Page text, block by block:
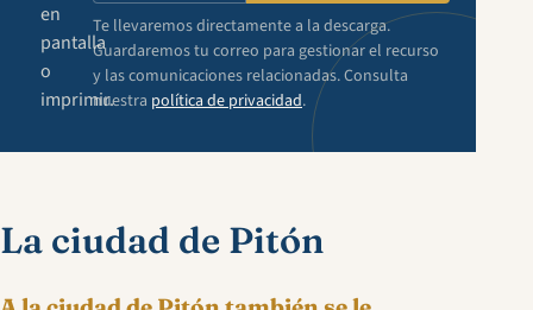
en
pantalla
o
imprimir.
Te llevaremos directamente a la descarga.
Guardaremos tu correo para gestionar el recurso
y las comunicaciones relacionadas. Consulta
nuestra política de privacidad.
La ciudad de Pitón